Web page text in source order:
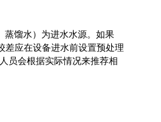
馏水）为进水水源。如果
差应在设备进水前设置预处理
员会根据实际情况来推荐相